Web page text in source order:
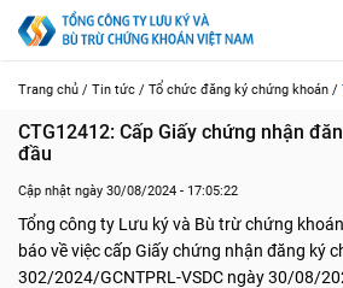
Trang chủ / Tin tức / Tổ chức đăng ký chứng khoán /
CTG12412: Cấp Giấy chứng nhận
đầu
Cập nhật ngày 30/08/2024 - 17:05:22
Tổng công ty Lưu ký và Bù trừ chứng
báo về việc cấp Giấy chứng nhận đăng ký
302/2024/GCNTPRL-VSDC ngày 30/08/